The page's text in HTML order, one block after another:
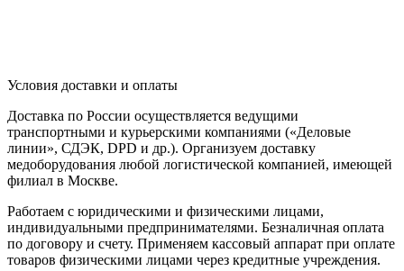
Условия доставки и оплаты
Доставка по России осуществляется ведущими
транспортными и курьерскими компаниями («Деловые
линии», СДЭК, DPD и др.). Организуем доставку
медоборудования любой логистической компанией, имеющей
филиал в Москве.
Работаем с юридическими и физическими лицами,
индивидуальными предпринимателями. Безналичная оплата
по договору и счету. Применяем кассовый аппарат при оплате
товаров физическими лицами через кредитные учреждения.